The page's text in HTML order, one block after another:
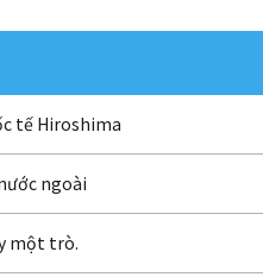
tế Hiroshima
ngoài
một trò.